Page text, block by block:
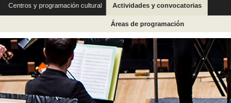
Centros y programación cultural Actividades y convocatorias
Áreas de programación